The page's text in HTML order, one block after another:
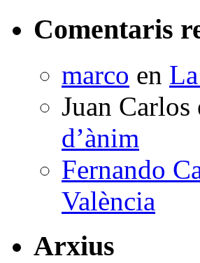
Comentaris
marco en
Juan Carlos
d’ànim
Fernando
València
Arxius